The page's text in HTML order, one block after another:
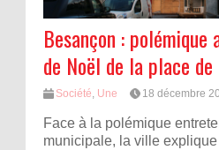
Besançon : polémique
de Noël de la place
Société, Une 18 décembre
Face à la polémique
municipale, la ville